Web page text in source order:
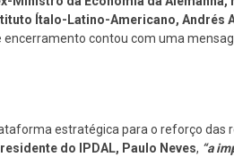
Ítalo-Latino-Americano,
encerramento contou com uma
estratégica para o reforço
do IPDAL, Paulo Neves, “a